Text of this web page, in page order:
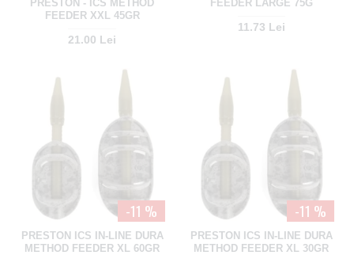
PRESTON - ICS METHOD
FEEDER XXL 45GR
21.00 Lei
FEEDER LARGE 75G
11.73 Lei
-11 %
PRESTON ICS IN-LINE DURA
METHOD FEEDER XL 60GR
-11 %
PRESTON ICS IN-LINE DURA
METHOD FEEDER XL 30GR